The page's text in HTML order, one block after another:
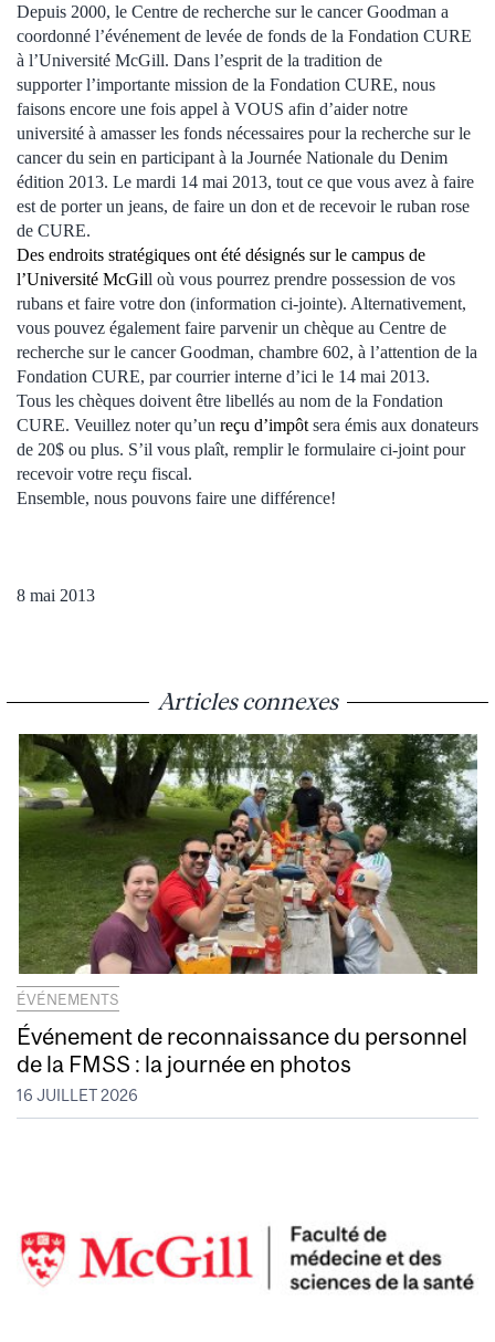
Depuis 2000, le Centre de recherche sur le cancer Goodman a
coordonné l’événement de levée de fonds de la Fondation CURE
à l’Université McGill. Dans l’esprit de la tradition de
supporter l’importante mission de la Fondation CURE, nous
faisons encore une fois appel à VOUS afin d’aider notre
université à amasser les fonds nécessaires pour la recherche sur le
cancer du sein en participant à la Journée Nationale du Denim
édition 2013. Le mardi 14 mai 2013, tout ce que vous avez à faire
est de porter un jeans, de faire un don et de recevoir le ruban rose
de CURE.
Des endroits stratégiques ont été désignés sur le campus de
l’Université McGill où vous pourrez prendre possession de vos
rubans et faire votre don (information ci-jointe). Alternativement,
vous pouvez également faire parvenir un chèque au Centre de
recherche sur le cancer Goodman, chambre 602, à l’attention de la
Fondation CURE, par courrier interne d’ici le 14 mai 2013.
Tous les chèques doivent être libellés au nom de la Fondation
CURE. Veuillez noter qu’un reçu d’impôt sera émis aux donateurs
de 20$ ou plus. S’il vous plaît, remplir le formulaire ci-joint pour
recevoir votre reçu fiscal.
Ensemble, nous pouvons faire une différence!
8 mai 2013
Articles connexes
ÉVÉNEMENTS
Événement de reconnaissance du personnel
de la FMSS : la journée en photos
16 JUILLET 2026